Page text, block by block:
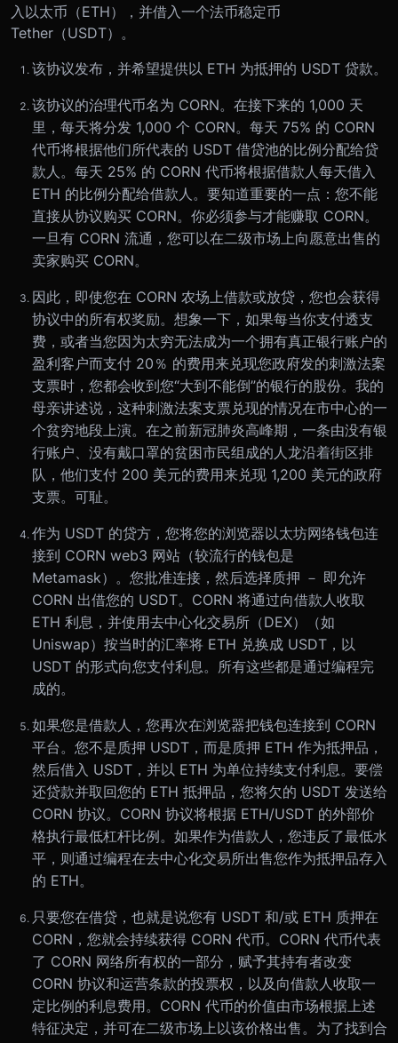
入以太币（ETH），并借入一个法币稳定币
Tether（USDT）。
该协议发布，并希望提供以 ETH 为抵押的 USDT 贷款。
该协议的治理代币名为 CORN。在接下来的 1,000 天
里，每天将分发 1,000 个 CORN。每天 75% 的 CORN
代币将根据他们所代表的 USDT 借贷池的比例分配给贷
款人。每天 25% 的 CORN 代币将根据借款人每天借入
ETH 的比例分配给借款人。要知道重要的一点：您不能
直接从协议购买 CORN。你必须参与才能赚取 CORN。
一旦有 CORN 流通，您可以在二级市场上向愿意出售的
卖家购买 CORN。
因此，即使您在 CORN 农场上借款或放贷，您也会获得
协议中的所有权奖励。想象一下，如果每当你支付透支
费，或者当您因为太穷无法成为一个拥有真正银行账户的
盈利客户而支付 20％ 的费用来兑现您政府发的刺激法案
支票时，您都会收到您“大到不能倒”的银行的股份。我的
母亲讲述说，这种刺激法案支票兑现的情况在市中心的一
个贫穷地段上演。在之前新冠肺炎高峰期，一条由没有银
行账户、没有戴口罩的贫困市民组成的人龙沿着街区排
队，他们支付 200 美元的费用来兑现 1,200 美元的政府
支票。可耻。
作为 USDT 的贷方，您将您的浏览器以太坊网络钱包连
接到 CORN web3 网站（较流行的钱包是
Metamask）。您批准连接，然后选择质押 － 即允许
CORN 出借您的 USDT。CORN 将通过向借款人收取
ETH 利息，并使用去中心化交易所（DEX）（如
Uniswap）按当时的汇率将 ETH 兑换成 USDT，以
USDT 的形式向您支付利息。所有这些都是通过编程完
成的。
如果您是借款人，您再次在浏览器把钱包连接到 CORN
平台。您不是质押 USDT，而是质押 ETH 作为抵押品，
然后借入 USDT，并以 ETH 为单位持续支付利息。要偿
还贷款并取回您的 ETH 抵押品，您将欠的 USDT 发送给
CORN 协议。CORN 协议将根据 ETH/USDT 的外部价
格执行最低杠杆比例。如果作为借款人，您违反了最低水
平，则通过编程在去中心化交易所出售您作为抵押品存入
的 ETH。
只要您在借贷，也就是说您有 USDT 和/或 ETH 质押在
CORN，您就会持续获得 CORN 代币。CORN 代币代表
了 CORN 网络所有权的一部分，赋予其持有者改变
CORN 协议和运营条款的投票权，以及向借款人收取一
定比例的利息费用。CORN 代币的价值由市场根据上述
特征决定，并可在二级市场上以该价格出售。为了找到合